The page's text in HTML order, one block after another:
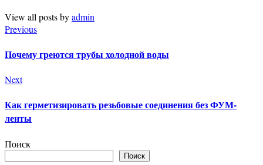
View all posts byadmin
Previous
Почему греются трубы холодной воды
Next
Как герметизировать резьбовые соединения без ФУМ-
ленты
Поиск
Поиск